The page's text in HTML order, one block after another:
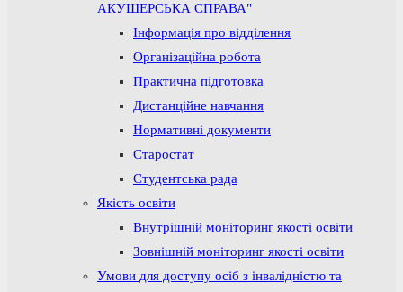
АКУШЕРСЬКА СПРАВА"
Інформація про відділення
Організаційна робота
Практична підготовка
Дистанційне навчання
Нормативні документи
Старостат
Студентська рада
Якість освіти
Внутрішній моніторинг якості освіти
Зовнішній моніторинг якості освіти
Умови для доступу осіб з інвалідністю та